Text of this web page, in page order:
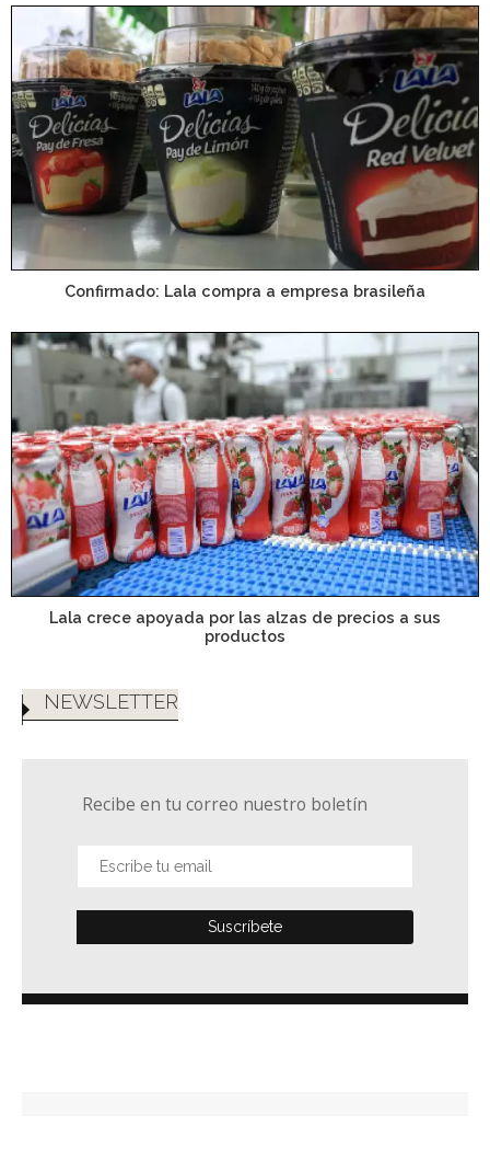
Confirmado: Lala compra a empresa brasileña
Lala crece apoyada por las alzas de precios a sus
productos
NEWSLETTER
Recibe en tu correo nuestro boletín